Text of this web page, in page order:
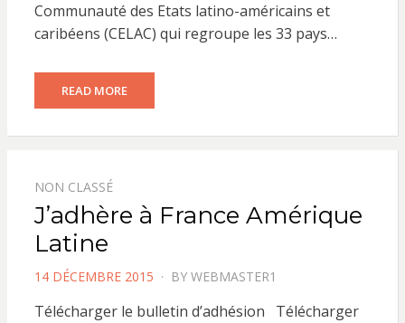
Communauté des Etats latino-américains et
caribéens (CELAC) qui regroupe les 33 pays…
READ MORE
NON CLASSÉ
J’adhère à France Amérique
Latine
POSTED
14 DÉCEMBRE 2015 BY WEBMASTER1
Télécharger le bulletin d’adhésion Télécharger